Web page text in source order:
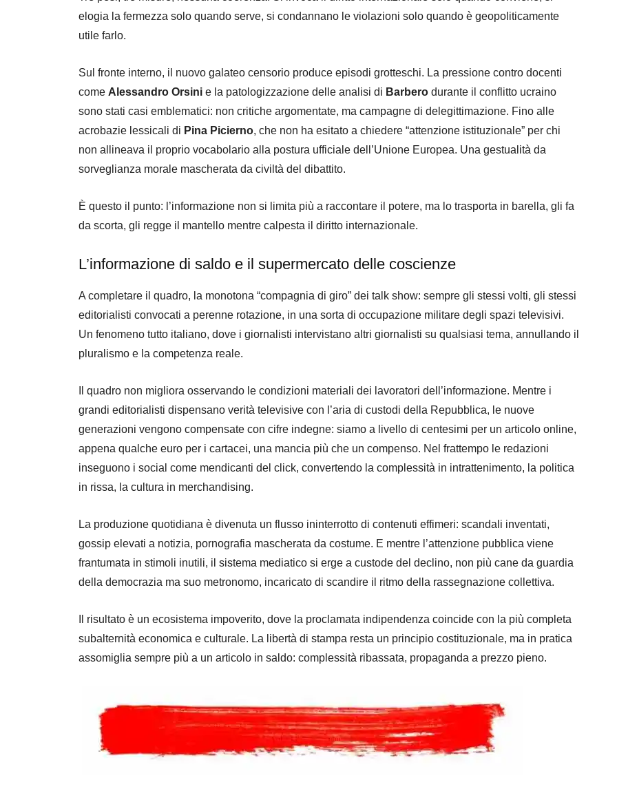
elogia la fermezza solo quando serve, si condannano le violazioni solo quando è geopoliticamente
utile farlo.
Sul fronte interno, il nuovo galateo censorio produce episodi grotteschi. La pressione contro docenti
come Alessandro Orsini e la patologizzazione delle analisi di Barbero durante il conflitto ucraino
sono stati casi emblematici: non critiche argomentate, ma campagne di delegittimazione. Fino alle
acrobazie lessicali di Pina Picierno, che non ha esitato a chiedere “attenzione istituzionale” per chi
non allineava il proprio vocabolario alla postura ufficiale dell’Unione Europea. Una gestualità da
sorveglianza morale mascherata da civiltà del dibattito.
È questo il punto: l’informazione non si limita più a raccontare il potere, ma lo trasporta in barella, gli fa
da scorta, gli regge il mantello mentre calpesta il diritto internazionale.
L’informazione di saldo e il supermercato delle coscienze
A completare il quadro, la monotona “compagnia di giro” dei talk show: sempre gli stessi volti, gli stessi
editorialisti convocati a perenne rotazione, in una sorta di occupazione militare degli spazi televisivi.
Un fenomeno tutto italiano, dove i giornalisti intervistano altri giornalisti su qualsiasi tema, annullando il
pluralismo e la competenza reale.
Il quadro non migliora osservando le condizioni materiali dei lavoratori dell’informazione. Mentre i
grandi editorialisti dispensano verità televisive con l’aria di custodi della Repubblica, le nuove
generazioni vengono compensate con cifre indegne: siamo a livello di centesimi per un articolo online,
appena qualche euro per i cartacei, una mancia più che un compenso. Nel frattempo le redazioni
inseguono i social come mendicanti del click, convertendo la complessità in intrattenimento, la politica
in rissa, la cultura in merchandising.
La produzione quotidiana è divenuta un flusso ininterrotto di contenuti effimeri: scandali inventati,
gossip elevati a notizia, pornografia mascherata da costume. E mentre l’attenzione pubblica viene
frantumata in stimoli inutili, il sistema mediatico si erge a custode del declino, non più cane da guardia
della democrazia ma suo metronomo, incaricato di scandire il ritmo della rassegnazione collettiva.
Il risultato è un ecosistema impoverito, dove la proclamata indipendenza coincide con la più completa
subalternità economica e culturale. La libertà di stampa resta un principio costituzionale, ma in pratica
assomiglia sempre più a un articolo in saldo: complessità ribassata, propaganda a prezzo pieno.